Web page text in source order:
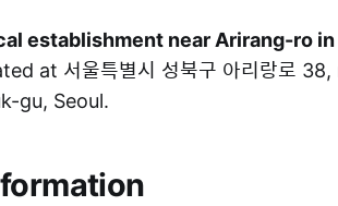
establishment near Arirang-ro
at 서울특별시 성북구 아리랑로
gu, Seoul.